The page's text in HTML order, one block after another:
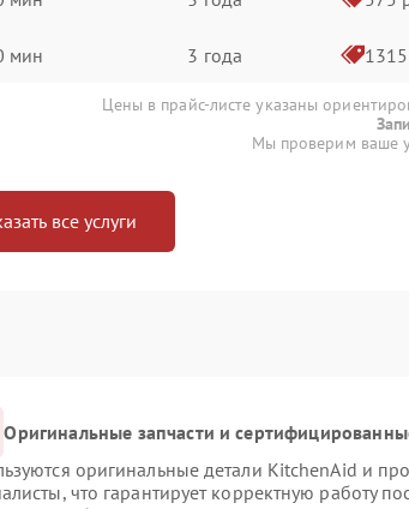
мин 3 года
Цены в прайс-листе указаны
Мы проверим ваше
все услуги
Оригинальные запчасти и
оригинальные детали KitchenAid и
что гарантирует корректную работу